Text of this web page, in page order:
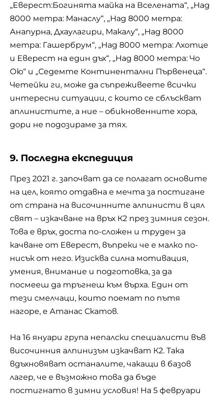
„Еверест:Богинята майка на Вселената“, „Над
8000 метра: Манаслу“, „Над 8000 метра:
Анапурна, Дхаулагири, Макалу“, „Над 8000
метра: Гашербрум“, „Над 8000 метра: Лхотце
и Еверест на един дъх“, „Над 8000 метра: Чо
Ою“ и „Седемте Континентални Първенеца“.
Четейки ги, може да съпреживеете всички
интересни ситуации, с които се сблъскват
аплинистите, а ние – обикновенните хора,
дори не подозираме за тях.
9. Последна експедиция
През 2021 г. започват да се полагат основите
на цел, която отдавна е мечта за постигане
от страна на височинните алпинисти в цял
свят – изкачване на връх К2 през зимния сезон.
Това е връх, доста по-сложен и труден за
качване от Еверест, въпреки че е малко по-
нисък от него. Изисква силна мотивация,
умения, внимание и подготовка, за да
посмееш да тръгнеш към върха. Един от
тези смелчаци, които поемат по пътя
нагоре, е Атанас Скатов.
На 16 януари група непалски специалисти във
височинния алпинизъм изкачват К2. Така
вдъхновяват останалите, чакащи в базов
лагер, че е възможно това да бъде
постигнато в зимни условия! На 5 февруари